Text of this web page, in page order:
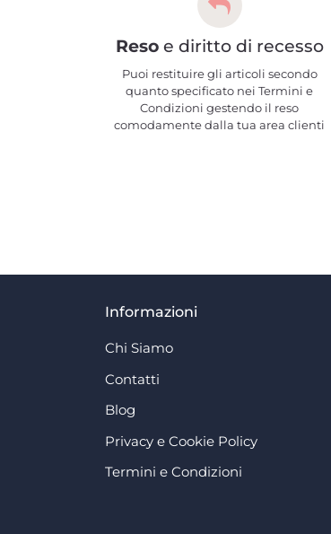
Resoe diritto di recesso
Puoi restituire gli articoli secondo
quanto specificato nei Termini e
Condizioni gestendo il reso
comodamente dalla tua area clienti
Informazioni
Chi Siamo
Contatti
Blog
Privacy e Cookie Policy
Termini e Condizioni